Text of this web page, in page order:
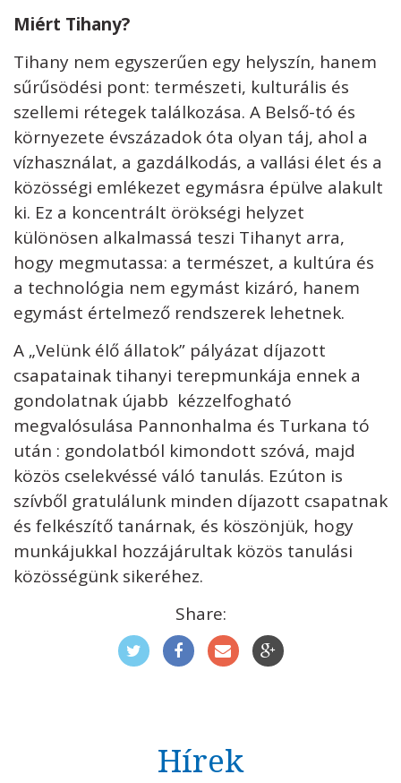
Miért Tihany?
Tihany nem egyszerűen egy helyszín, hanem
sűrűsödési pont: természeti, kulturális és
szellemi rétegek találkozása. A Belső-tó és
környezete évszázadok óta olyan táj, ahol a
vízhasználat, a gazdálkodás, a vallási élet és a
közösségi emlékezet egymásra épülve alakult
ki. Ez a koncentrált örökségi helyzet
különösen alkalmassá teszi Tihanyt arra,
hogy megmutassa: a természet, a kultúra és
a technológia nem egymást kizáró, hanem
egymást értelmező rendszerek lehetnek.
A „Velünk élő állatok” pályázat díjazott
csapatainak tihanyi terepmunkája ennek a
gondolatnak újabb kézzelfogható
megvalósulása Pannonhalma és Turkana tó
után : gondolatból kimondott szóvá, majd
közös cselekvéssé váló tanulás. Ezúton is
szívből gratulálunk minden díjazott csapatnak
és felkészítő tanárnak, és köszönjük, hogy
munkájukkal hozzájárultak közös tanulási
közösségünk sikeréhez.
Share:
Hírek